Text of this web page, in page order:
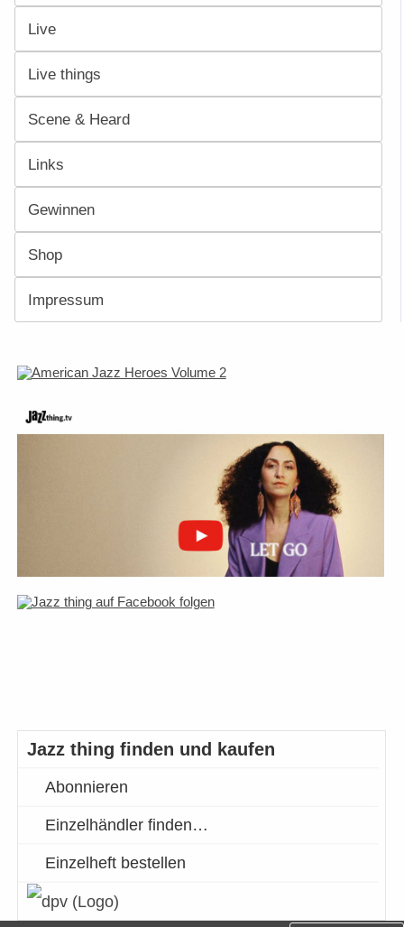
Live
Live things
Scene & Heard
Links
Gewinnen
Shop
Impressum
Jazz thing finden und kaufen
Abonnieren
Einzelhändler finden…
Einzelheft bestellen